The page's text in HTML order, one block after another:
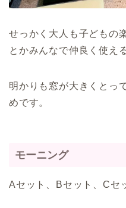
せっかく大人も子どもの
とかみんなで仲良く使え
明かりも窓が大きくとっ
めです。
モーニング
Aセット、Bセット、Cセ